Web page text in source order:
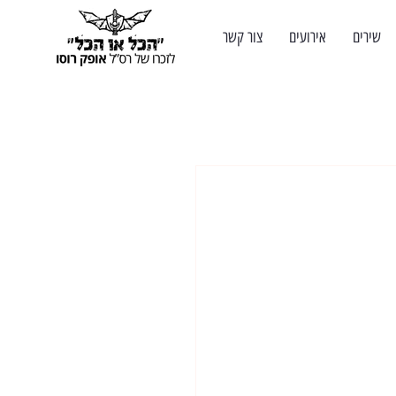
שירים אירועים צור קשר